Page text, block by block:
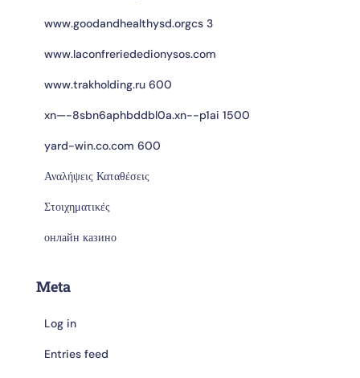
www.goodandhealthysd.orgcs 3
www.laconfreriededionysos.com
www.trakholding.ru 600
xn—-8sbn6aphbddbl0a.xn--p1ai 1500
yard-win.co.com 600
Αναλήψεις Καταθέσεις
Στοιχηματικές
онлайн казино
Meta
Log in
Entries feed